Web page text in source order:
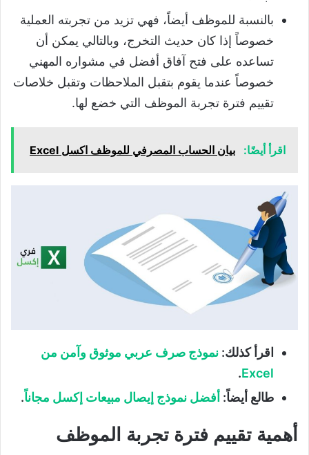
بالنسبة للموظف أيضاً، فهي تزيد من تجربته العملية
خصوصاً إذا كان حديث التخرج، وبالتالي يمكن أن
تساعده على فتح آفاق أفضل في مشواره المهني
خصوصاً عندما يقوم بتقبل الملاحظات وتقبل خلاصات
تقييم فترة تجربة الموظف التي خضع لها.
اقرأ أيضًا: بيان الحساب المصرفي للموظف اكسل Excel
اقرأ كذلك: نموذج صرف عربي موثوق وآمن من
Excel
.
طالع أيضاً: أفضل نموذج إيصال مبيعات إكسل مجاناً.
أهمية تقييم فترة تجربة الموظف